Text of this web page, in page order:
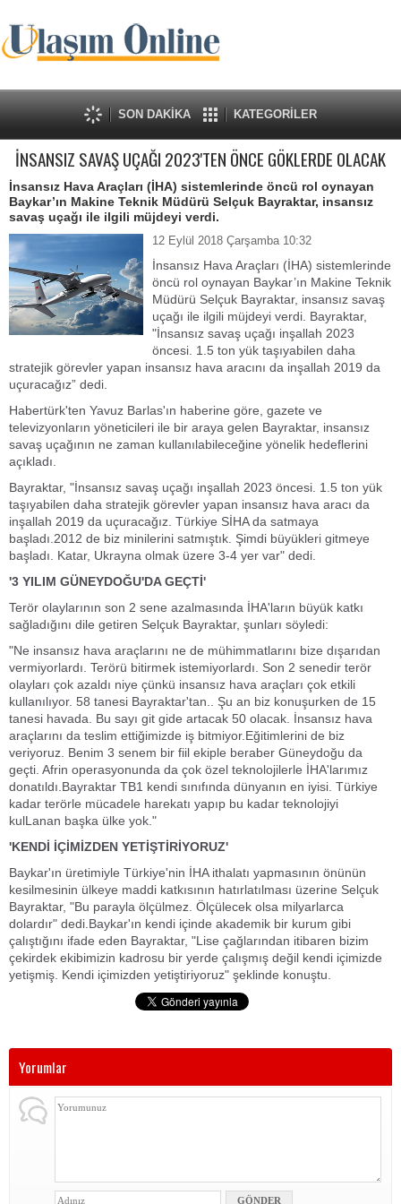
SON DAKİKA KATEGORİLER
İNSANSIZ SAVAŞ UÇAĞI 2023'TEN ÖNCE GÖKLERDE OLACAK
İnsansız Hava Araçları (İHA) sistemlerinde öncü rol oynayan
Baykar’ın Makine Teknik Müdürü Selçuk Bayraktar, insansız
savaş uçağı ile ilgili müjdeyi verdi.
12 Eylül 2018 Çarşamba 10:32
İnsansız Hava Araçları (İHA) sistemlerinde
öncü rol oynayan Baykar’ın Makine Teknik
Müdürü Selçuk Bayraktar, insansız savaş
uçağı ile ilgili müjdeyi verdi. Bayraktar,
"İnsansız savaş uçağı inşallah 2023
öncesi. 1.5 ton yük taşıyabilen daha
stratejik görevler yapan insansız hava aracını da inşallah 2019 da
uçuracağız” dedi.
Habertürk'ten Yavuz Barlas'ın haberine göre, gazete ve
televizyonların yöneticileri ile bir araya gelen Bayraktar, insansız
savaş uçağının ne zaman kullanılabileceğine yönelik hedeflerini
açıkladı.
Bayraktar, "İnsansız savaş uçağı inşallah 2023 öncesi. 1.5 ton yük
taşıyabilen daha stratejik görevler yapan insansız hava aracı da
inşallah 2019 da uçuracağız. Türkiye SİHA da satmaya
başladı.2012 de biz minilerini satmıştık. Şimdi büyükleri gitmeye
başladı. Katar, Ukrayna olmak üzere 3-4 yer var" dedi.
'3 YILIM GÜNEYDOĞU'DA GEÇTİ'
Terör olaylarının son 2 sene azalmasında İHA'ların büyük katkı
sağladığını dile getiren Selçuk Bayraktar, şunları söyledi:
"Ne insansız hava araçlarını ne de mühimmatlarını bize dışarıdan
vermiyorlardı. Terörü bitirmek istemiyorlardı. Son 2 senedir terör
olayları çok azaldı niye çünkü insansız hava araçları çok etkili
kullanılıyor. 58 tanesi Bayraktar'tan.. Şu an biz konuşurken de 15
tanesi havada. Bu sayı git gide artacak 50 olacak. İnsansız hava
araçlarını da teslim ettiğimizde iş bitmiyor.Eğitimlerini de biz
veriyoruz. Benim 3 senem bir fiil ekiple beraber Güneydoğu da
geçti. Afrin operasyonunda da çok özel teknolojilerle İHA'larımız
donatıldı.Bayraktar TB1 kendi sınıfında dünyanın en iyisi. Türkiye
kadar terörle mücadele harekatı yapıp bu kadar teknolojiyi
kulLanan başka ülke yok."
'KENDİ İÇİMİZDEN YETİŞTİRİYORUZ'
Baykar'ın üretimiyle Türkiye'nin İHA ithalatı yapmasının önünün
kesilmesinin ülkeye maddi katkısının hatırlatılması üzerine Selçuk
Bayraktar, "Bu parayla ölçülmez. Ölçülecek olsa milyarlarca
dolardır" dedi.Baykar'ın kendi içinde akademik bir kurum gibi
çalıştığını ifade eden Bayraktar, "Lise çağlarından itibaren bizim
çekirdek ekibimizin kadrosu bir yerde çalışmış değil kendi içimizde
yetişmiş. Kendi içimizden yetiştiriyoruz" şeklinde konuştu.
Yorumlar